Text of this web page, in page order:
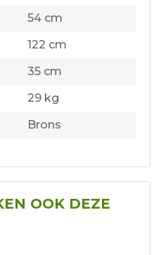
54 cm
122 cm
35 cm
29 kg
Brons
OOK DEZE